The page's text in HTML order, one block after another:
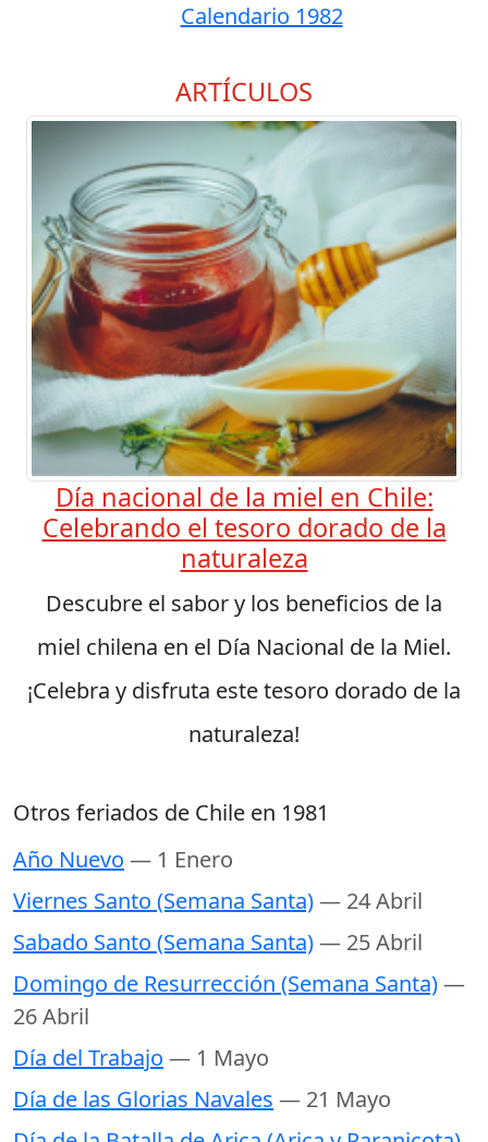
Calendario 1982
ARTÍCULOS
Día nacional de la miel en Chile:
Celebrando el tesoro dorado de la
naturaleza
Descubre el sabor y los beneficios de la
miel chilena en el Día Nacional de la Miel.
¡Celebra y disfruta este tesoro dorado de la
naturaleza!
Otros feriados de Chile en 1981
Año Nuevo — 1 Enero
Viernes Santo (Semana Santa)— 24 Abril
Sabado Santo (Semana Santa)— 25 Abril
Domingo de Resurrección (Semana Santa)—
26 Abril
Día del Trabajo — 1 Mayo
Día de las Glorias Navales — 21 Mayo